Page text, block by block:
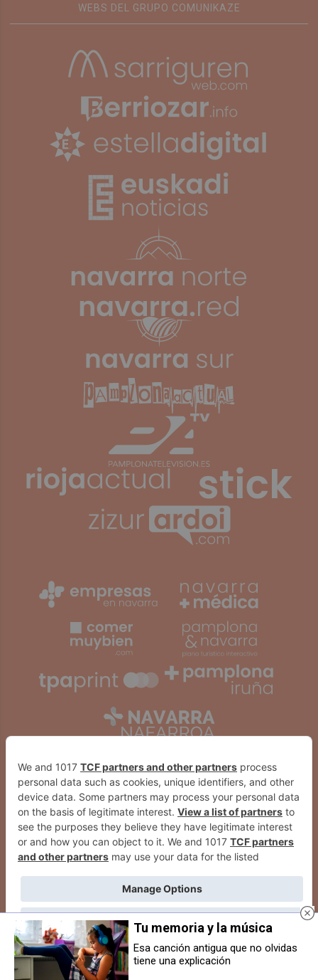
WEBS DEL GRUPO COMUNIKAZE
2026© Grupo Comunikaze
Desarrollado por:OA Cloud
El Ayuntamiento de Ansoáin
celebra el segundo homenaje al
Multan con 16.500 euros el
Tu memoria y la música
Esa canción antigua que no olvidas
tiene una explicación